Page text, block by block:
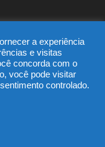
DTIC
a experiência
e visitas
concorda com o
você pode visitar
controlado.